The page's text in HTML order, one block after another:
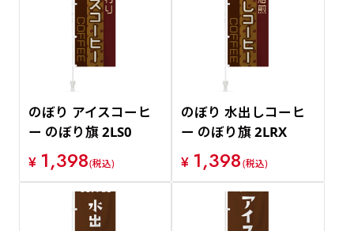
価格が安い順
価格が高い順
のぼり アイスコーヒ
ー のぼり旗 2LS0
¥ 1,398(税込)
のぼり 水出しコーヒ
ー のぼり旗 2LRX
¥ 1,398(税込)